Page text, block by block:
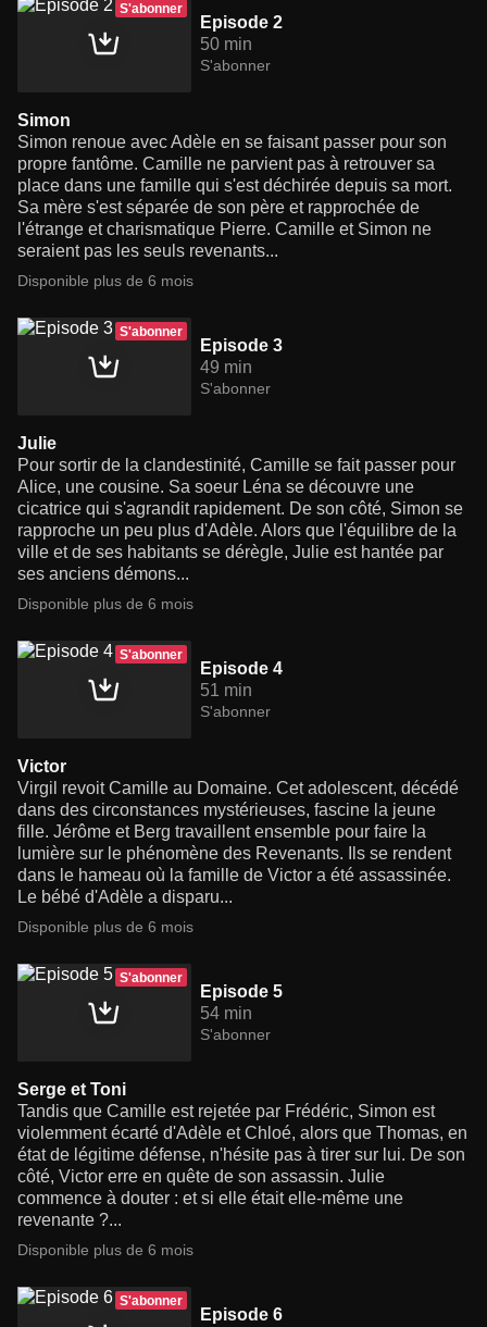
S'abonner
Episode 2
50 min
S'abonner
Simon
Simon renoue avec Adèle en se faisant passer pour son
propre fantôme. Camille ne parvient pas à retrouver sa
place dans une famille qui s'est déchirée depuis sa mort.
Sa mère s'est séparée de son père et rapprochée de
l'étrange et charismatique Pierre. Camille et Simon ne
seraient pas les seuls revenants...
Disponible plus de 6 mois
S'abonner
Episode 3
49 min
S'abonner
Julie
Pour sortir de la clandestinité, Camille se fait passer pour
Alice, une cousine. Sa soeur Léna se découvre une
cicatrice qui s'agrandit rapidement. De son côté, Simon se
rapproche un peu plus d'Adèle. Alors que l'équilibre de la
ville et de ses habitants se dérègle, Julie est hantée par
ses anciens démons...
Disponible plus de 6 mois
S'abonner
Episode 4
51 min
S'abonner
Victor
Virgil revoit Camille au Domaine. Cet adolescent, décédé
dans des circonstances mystérieuses, fascine la jeune
fille. Jérôme et Berg travaillent ensemble pour faire la
lumière sur le phénomène des Revenants. Ils se rendent
dans le hameau où la famille de Victor a été assassinée.
Le bébé d'Adèle a disparu...
Disponible plus de 6 mois
S'abonner
Episode 5
54 min
S'abonner
Serge et Toni
Tandis que Camille est rejetée par Frédéric, Simon est
violemment écarté d'Adèle et Chloé, alors que Thomas, en
état de légitime défense, n'hésite pas à tirer sur lui. De son
côté, Victor erre en quête de son assassin. Julie
commence à douter : et si elle était elle-même une
revenante ?...
Disponible plus de 6 mois
S'abonner
Episode 6